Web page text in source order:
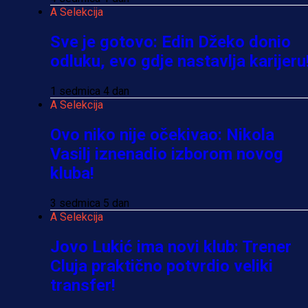
A Selekcija
Sve je gotovo: Edin Džeko donio
odluku, evo gdje nastavlja
1 sedmica 4 dan
A Selekcija
Ovo niko nije očekivao: Nikola
Vasilj iznenadio izborom novog
kluba!
3 sedmica 5 dan
A Selekcija
Jovo Lukić ima novi klub: Trener
Cluja praktično potvrdio veliki
transfer!